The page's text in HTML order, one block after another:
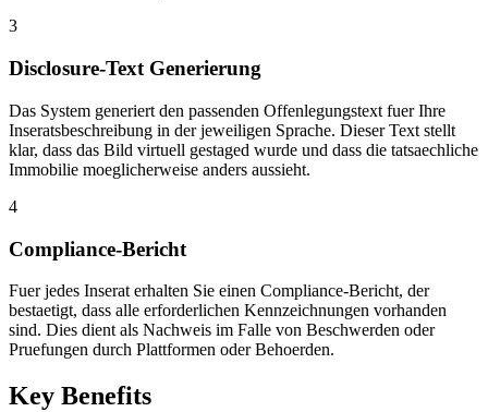
3
Disclosure-Text Generierung
Das System generiert den passenden Offenlegungstext fuer Ihre
Inseratsbeschreibung in der jeweiligen Sprache. Dieser Text stellt
klar, dass das Bild virtuell gestaged wurde und dass die tatsaechliche
Immobilie moeglicherweise anders aussieht.
4
Compliance-Bericht
Fuer jedes Inserat erhalten Sie einen Compliance-Bericht, der
bestaetigt, dass alle erforderlichen Kennzeichnungen vorhanden
sind. Dies dient als Nachweis im Falle von Beschwerden oder
Pruefungen durch Plattformen oder Behoerden.
Key Benefits